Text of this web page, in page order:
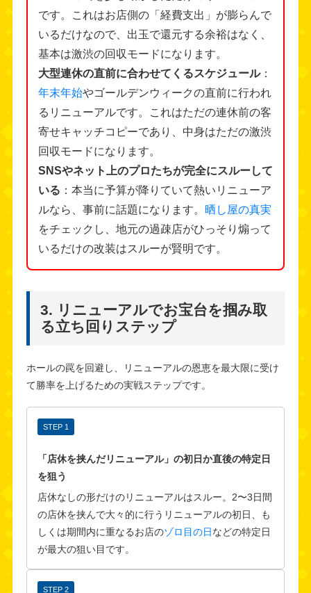
です。これはお店側の「経費支出」が膨らんで
いるだけなので、出玉で還元する余裕はなく、
基本は激渋の回収モードになります。
大型連休の直前に合わせてくるスケジュール：
年末年始やゴールデンウィークの直前に行われ
るリニューアルです。これはただの連休前の客
寄せキャッチコピーであり、中身はただの激渋
回収モードになります。
SNSやネット上のプロたちが完全にスルーして
いる ：本当に予算が降りていて熱いリニューア
ルなら、事前に話題になります。 晒し屋の真実
をチェックし、地元の過疎店がひっそり煽って
いるだけの改装はスルーが賢明です。
3. リニューアルでお宝台を掴み取
る立ち回りステップ
ホールの罠を回避し、リニューアルの恩恵を最大限に受け
て勝率を上げるための実戦ステップです。
STEP 1
「店休を挟んだリニューアル」の初日か直後の特定日
を狙う
店休なしの形だけのリニューアルはスルー。2〜3日間
の店休を挟んで大々的に行うリニューアルの初日、も
しくは期間内に重なるお店のゾロ目の日などの特定日
が最大の狙い目です。
STEP 2